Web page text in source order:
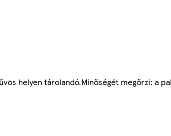
helyen tárolandó.Minőségét megőrzi: a